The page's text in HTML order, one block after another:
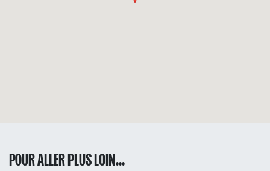
POUR ALLER PLUS LOIN...